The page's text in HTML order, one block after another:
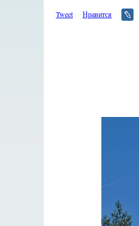
Tweet Нравится